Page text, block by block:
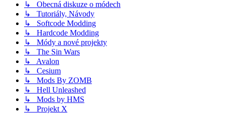
↳ Obecná diskuze o módech
↳ Tutoriály, Návody
↳ Softcode Modding
↳ Hardcode Modding
↳ Módy a nové projekty
↳ The Sin Wars
↳ Avalon
↳ Cesium
↳ Mods By ZOMB
↳ Hell Unleashed
↳ Mods by HMS
↳ Projekt X